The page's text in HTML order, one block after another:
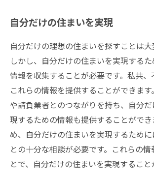
自分だけの住まいを実現
自分だけの理想の住まいを探すことは大
しかし、自分だけの住まいを実現する
情報を収集することが必要です。私共、
これらの情報を提供することができま
や請負業者とのつながりを持ち、自分
現するための情報も提供することができ
め、自分だけの住まいを実現するため
との十分な相談が必要です。これらの
とで、自分だけの住まいを実現すること